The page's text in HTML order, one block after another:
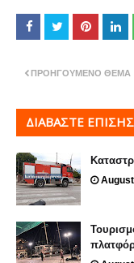
ΠΡΟΗΓΟΎΜΕΝΟ ΘΈΜΑ
ΔΙΑΒΑΣΤΕ ΕΠΙΣΗΣ